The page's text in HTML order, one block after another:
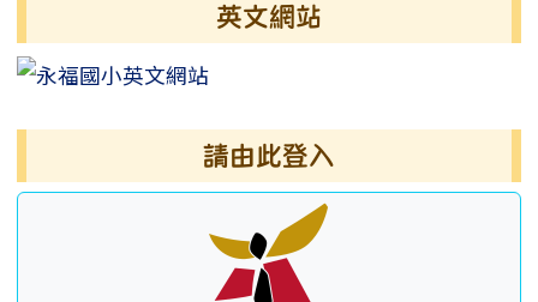
英文網站
請由此登入